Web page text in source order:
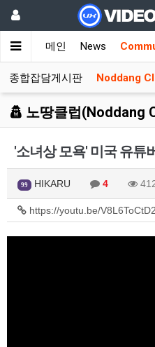
메인 News
종합잡담게시판 Noddang
노땅클럽(Noddang
'소녀상 모욕' 미국 유튜
99 HIKARU 4
https://youtu.be/